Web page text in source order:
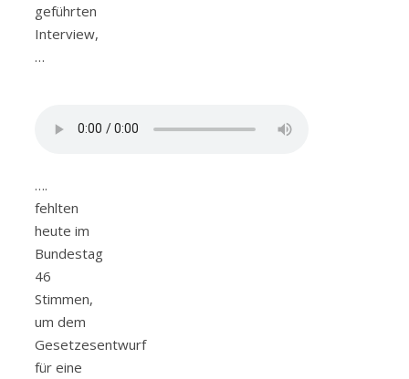
geführten
Interview,
…
….
fehlten
heute im
Bundestag
46
Stimmen,
um dem
Gesetzesentwurf
für eine